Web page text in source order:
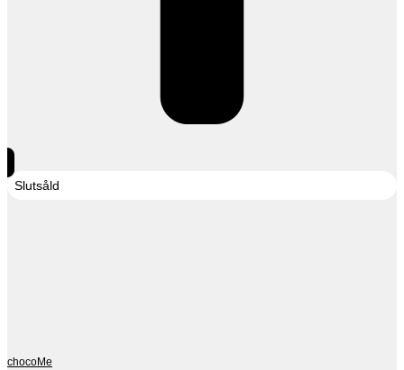
Slutsåld
chocoMe